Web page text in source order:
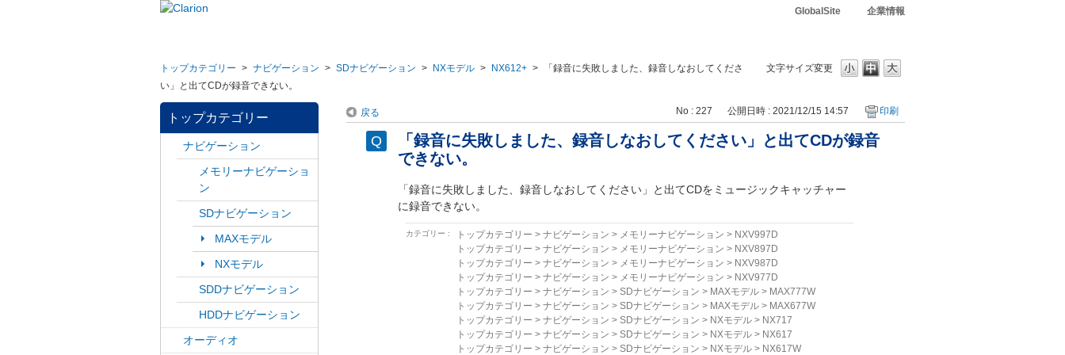
GlobalSite 企業情報
文字サイズ変更
トップカテゴリー > ナビゲーション > SDナビゲーション > NXモデル > NX612+ >
「録音に失敗しました、録音しなおしてくださ
い」と出てCDが録音できない。
トップカテゴリー
ナビゲーション
メモリーナビゲーショ
ン
SDナビゲーション
MAXモデル
NXモデル
SDDナビゲーション
HDDナビゲーション
オーディオ
戻る No : 227 公開日時 : 2021/12/15 14:57 印刷
「録音に失敗しました、録音しなおしてください」と出てCDが録音
できない。
「録音に失敗しました、録音しなおしてください」と出てCDをミュージックキャッチャー
に録音できない。
カテゴリー : トップカテゴリー > ナビゲーション > メモリーナビゲーション > NXV997D
トップカテゴリー > ナビゲーション > メモリーナビゲーション > NXV897D
トップカテゴリー > ナビゲーション > メモリーナビゲーション > NXV987D
トップカテゴリー > ナビゲーション > メモリーナビゲーション > NXV977D
トップカテゴリー > ナビゲーション > SDナビゲーション > MAXモデル > MAX777W
トップカテゴリー > ナビゲーション > SDナビゲーション > MAXモデル > MAX677W
トップカテゴリー > ナビゲーション > SDナビゲーション > NXモデル > NX717
トップカテゴリー > ナビゲーション > SDナビゲーション > NXモデル > NX617
トップカテゴリー > ナビゲーション > SDナビゲーション > NXモデル > NX617W